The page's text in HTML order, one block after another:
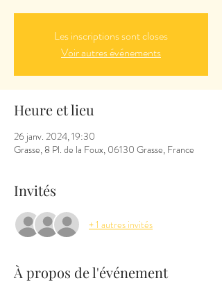
Les inscriptions sont closes
Voir autres événements
Heure et lieu
26 janv. 2024, 19:30
Grasse, 8 Pl. de la Foux, 06130 Grasse, France
Invités
+ 1 autres invités
À propos de l'événement